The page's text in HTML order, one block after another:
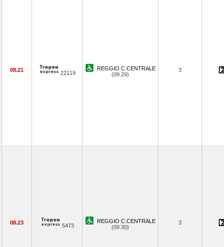
08.21 22119
REGGIO C.CENTRALE
(09.29)
3
08.23 5473
REGGIO C.CENTRALE
(09.30)
3